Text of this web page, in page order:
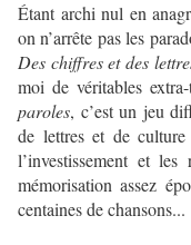
Étant archi nul en
on n’arrête pas les
Des chiffres et des
moi de véritables
paroles, c’est un jeu
de lettres et de culture
l’investissement et
mémorisation assez
centaines de chansons...